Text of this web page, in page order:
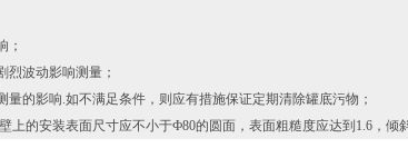
；
烈波动影响测量；
的影响.如不满足条件，则应有措施保证定期清除罐底污物；
的安装表面尺寸应不小于Ф80的圆面，表面粗糙度应达到1.6，倾